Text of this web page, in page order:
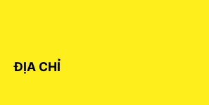
ĐỊA CHỈ